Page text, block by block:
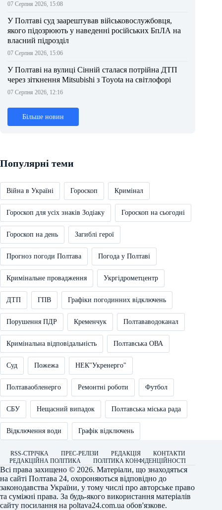
07 Серпня 2026, 15:08
У Полтаві суд заарештував військовослужбовця,
якого підозрюють у наведенні російських БпЛА на
власний підрозділ
07 Серпня 2026, 15:06
У Полтаві на вулиці Сінній сталася потрійна ДТП
через зіткнення Mitsubishi з Toyota на світлофорі
07 Серпня 2026, 12:16
Більше новин
Популярні теми
Війна в Україні Гороскоп Кримінал
Гороскоп для усіх знаків Зодіаку Гороскоп на сьогодні
Гороскоп на день Загиблі герої
Прогноз погоди Полтава Погода у Полтаві
Кримінальне провадження Укргідрометцентр
ДТП ГПВ Графіки погодинних відключень
Порушення ПДР Кременчук Полтававодоканал
Кримінальна відповідальність Полтавська ОВА
Суд Пожежа НЕК"Укренерго"
Полтаваобленерго Ремонтні роботи Футбол
СБУ Нещасний випадок Полтавська міська рада
Відключення води Графік відключень
RSS-СТРІЧКА ПРЕС-РЕЛІЗИ РЕДАКЦІЯ
КОНТАКТИ
РЕДАКЦІЙНА ПОЛІТИКА
ПОЛІТИКА КОНФІДЕНЦІЙНОСТІ
Всі права захищено © 2026. Матеріали, що знаходяться
на сайті Полтава 24, охороняються відповідно до
законодавства України, у тому числі про авторське право
та суміжні права. За будь-якого використання матеріалів
сайту посилання на poltava24.com.ua обов'язкове.